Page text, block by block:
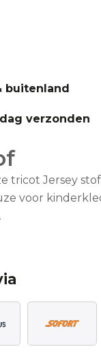
buitenland
verzonden
tricot Jersey
voor